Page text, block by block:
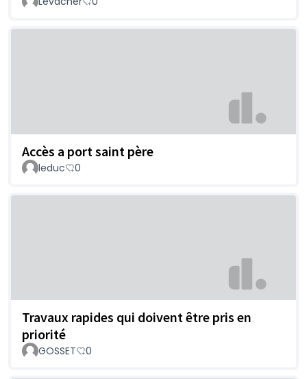
Accès a port saint père
leduc 0
Travaux rapides qui doivent être pris en
priorité
GOSSET 0